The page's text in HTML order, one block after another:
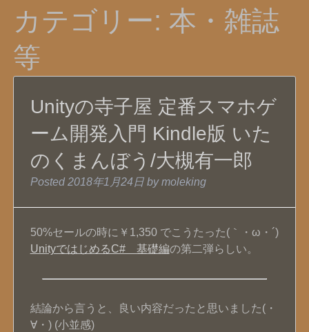
カテゴリー: 本・雑誌
等
Unityの寺子屋 定番スマホゲ
ーム開発入門 Kindle版 いた
のくまんぼう/大槻有一郎
Posted2018年1月24日 by moleking
50%セールの時に￥1,350 でこうたった(｀・ω・´)
UnityではじめるC# 基礎編の第二弾らしい。
結論から言うと、良い内容だったと思いました(・
∀・) (小並感)